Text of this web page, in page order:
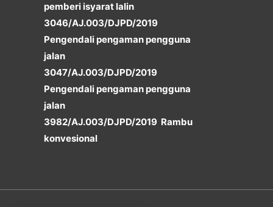
pemberi isyarat lalin
3046/AJ.003/DJPD/2019
Pengendali pengaman pengguna
jalan
3047/AJ.003/DJPD/2019
Pengendali pengaman pengguna
jalan
3982/AJ.003/DJPD/2019 Rambu
konvesional